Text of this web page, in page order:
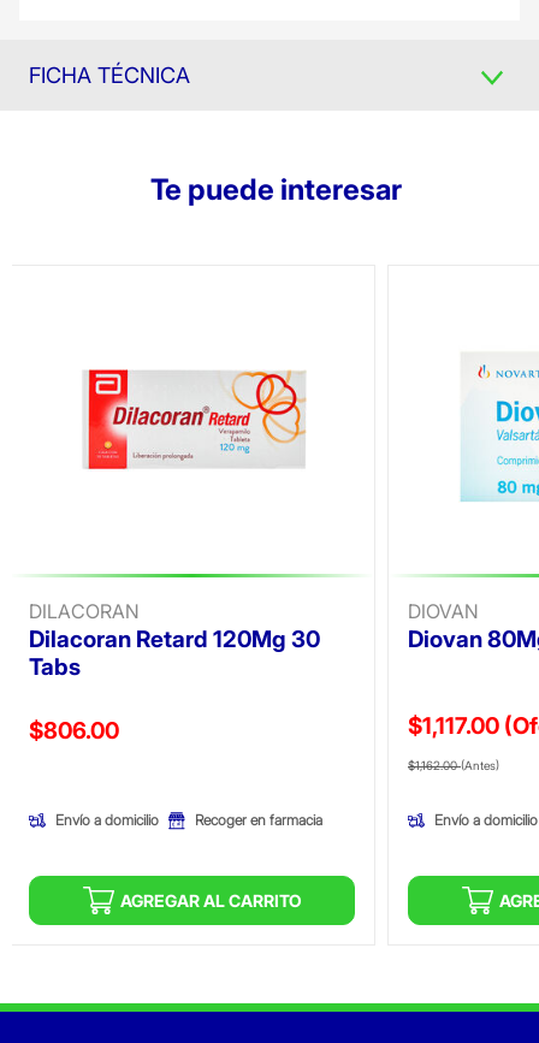
FICHA TÉCNICA
Te puede interesar
DILACORAN
Dilacoran Retard 120Mg 30
Tabs
Precio reducido de
$806.00
Envío a domicilio Recoger en farmacia
AGREGAR AL CARRITO
DIOVAN
Diovan
$1,117.00
Precio
$1,162.00(Antes)
Envío a domicilio